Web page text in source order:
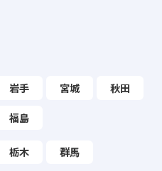
岩手 宮城 秋田
福島
栃木 群馬